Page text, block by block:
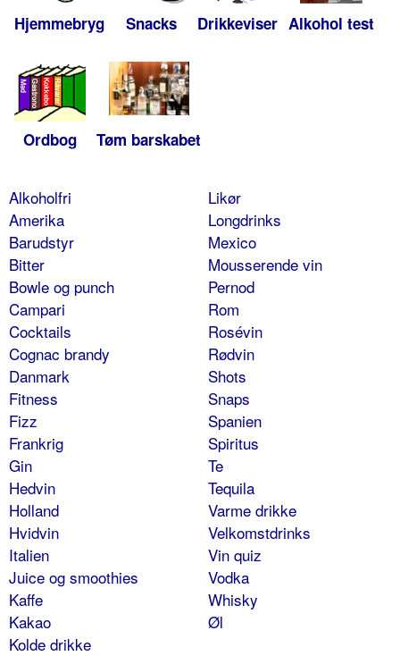
Hjemmebryg Snacks Drikkeviser Alkohol test
Ordbog Tøm barskabet
Alkoholfri
Amerika
Barudstyr
Bitter
Bowle og punch
Campari
Cocktails
Cognac brandy
Danmark
Fitness
Fizz
Frankrig
Gin
Hedvin
Holland
Hvidvin
Italien
Juice og smoothies
Kaffe
Kakao
Kolde drikke
Likør
Longdrinks
Mexico
Mousserende vin
Pernod
Rom
Rosévin
Rødvin
Shots
Snaps
Spanien
Spiritus
Te
Tequila
Varme drikke
Velkomstdrinks
Vin quiz
Vodka
Whisky
Øl